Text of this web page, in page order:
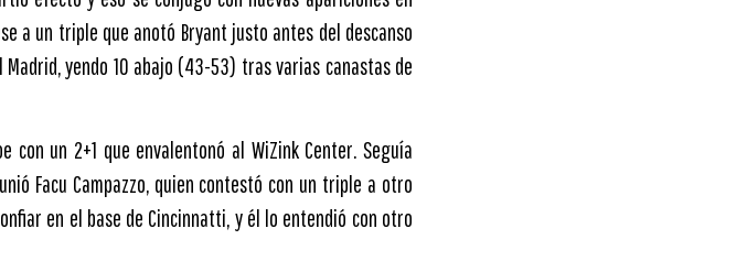
a un triple que anotó Bryant justo antes del descanso
yendo 10 abajo (43-53) tras varias canastas de
un 2+1 que envalentonó al WiZink Center. Seguía
Facu Campazzo, quien contestó con un triple a otro
en el base de Cincinnatti, y él lo entendió con otro